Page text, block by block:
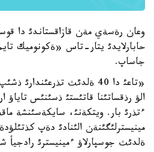
وعان رةسةي مةن قازاقستاندئ دا
حابارلايدئ يتار-تاس «ةكونوميك
جاساپ.
«تاعئ دا 40 ةلدئث
الؤ رذقساتئنا قاتئستئ ذسئنئس تاياؤ
ءتذرئ بار. ويتكةنئ، سايكةسئنشة
مينيسترلئگئنةن الئنادئ دةپ
ةلدئث جوسپارلاؤ ءمينيسترئ رادجيأ